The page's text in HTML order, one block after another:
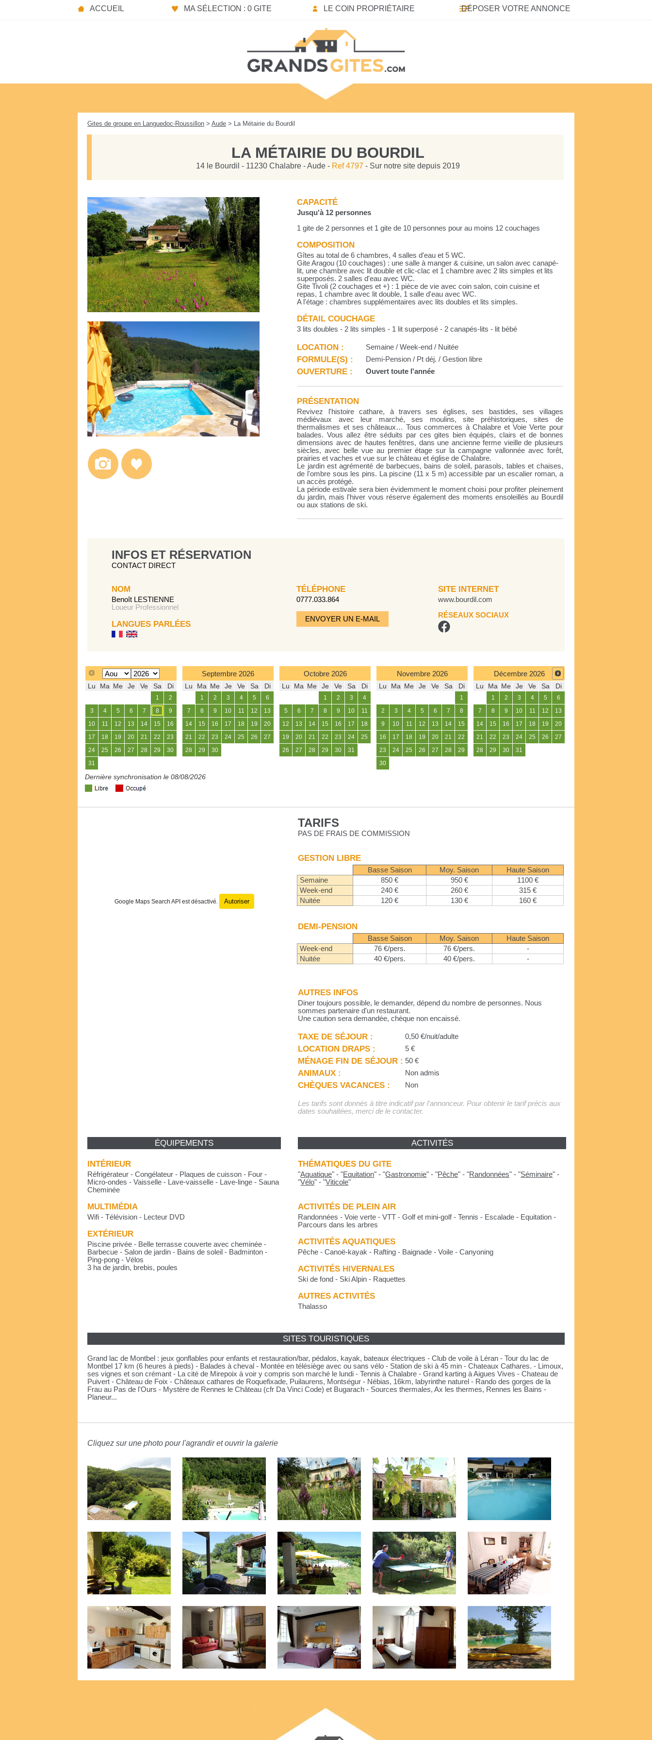
ACCUEIL MA SÉLECTION : 0 GITE LE COIN PROPRIÉTAIRE DÉPOSER VOTRE ANNONCE
Gites de groupe en Languedoc-Roussillon > Aude > La Métairie du Bourdil
LA MÉTAIRIE DU BOURDIL
14 le Bourdil - 11230 Chalabre - Aude - Ref 4797 - Sur notre site depuis 2019
CAPACITÉ
Jusqu'à 12 personnes
1 gite de 2 personnes et 1 gite de 10 personnes pour au moins 12 couchages
COMPOSITION
Gîtes au total de 6 chambres, 4 salles d'eau et 5 WC.
Gite Aragou (10 couchages) : une salle à manger & cuisine, un salon avec canapé-
lit, une chambre avec lit double et clic-clac et 1 chambre avec 2 lits simples et lits
superposés. 2 salles d'eau avec WC.
Gite Tivoli (2 couchages et +) : 1 pièce de vie avec coin salon, coin cuisine et
repas, 1 chambre avec lit double, 1 salle d'eau avec WC.
A l'étage : chambres supplémentaires avec lits doubles et lits simples.
DÉTAIL COUCHAGE
3 lits doubles - 2 lits simples - 1 lit superposé - 2 canapés-lits - lit bébé
LOCATION : Semaine / Week-end / Nuitée
FORMULE(S) : Demi-Pension / Pt déj. / Gestion libre
OUVERTURE : Ouvert toute l'année
PRÉSENTATION
Revivez l'histoire cathare, à travers ses églises, ses bastides, ses villages
médiévaux avec leur marché, ses moulins, site préhistoriques, sites de
thermalismes et ses châteaux… Tous commerces à Chalabre et Voie Verte pour
balades. Vous allez être séduits par ces gites bien équipés, clairs et de bonnes
dimensions avec de hautes fenêtres, dans une ancienne ferme vieille de plusieurs
siècles, avec belle vue au premier étage sur la campagne vallonnée avec forêt,
prairies et vaches et vue sur le château et église de Chalabre.
Le jardin est agrémenté de barbecues, bains de soleil, parasols, tables et chaises,
de l'ombre sous les pins. La piscine (11 x 5 m) accessible par un escalier roman, a
un accès protégé.
La période estivale sera bien évidemment le moment choisi pour profiter pleinement
du jardin, mais l'hiver vous réserve également des moments ensoleillés au Bourdil
ou aux stations de ski.
INFOS ET RÉSERVATION
CONTACT DIRECT
NOM
Benoît LESTIENNE
Loueur Professionnel
LANGUES PARLÉES
TÉLÉPHONE
0777.033.864
ENVOYER UN E-MAIL
SITE INTERNET
www.bourdil.com
RÉSEAUX SOCIAUX
Lu Ma Me Je Ve Sa Di
1 2
3 4 5 6 7 8 9
10 11 12 13 14 15 16
17 18 19 20 21 22 23
24 25 26 27 28 29 30
31
Septembre 2026
Lu Ma Me Je Ve Sa Di
1 2 3 4 5 6
7 8 9 10 11 12 13
14 15 16 17 18 19 20
21 22 23 24 25 26 27
28 29 30
Octobre 2026
Lu Ma Me Je Ve Sa Di
1 2 3 4
5 6 7 8 9 10 11
12 13 14 15 16 17 18
19 20 21 22 23 24 25
26 27 28 29 30 31
Novembre 2026
Lu Ma Me Je Ve Sa Di
1
2 3 4 5 6 7 8
9 10 11 12 13 14 15
16 17 18 19 20 21 22
23 24 25 26 27 28 29
30
Décembre 2026
Lu Ma Me Je Ve Sa Di
1 2 3 4 5 6
7 8 9 10 11 12 13
14 15 16 17 18 19 20
21 22 23 24 25 26 27
28 29 30 31
Dernière synchronisation le 08/08/2026
Google Maps Search API est désactivé. Autoriser
TARIFS
PAS DE FRAIS DE COMMISSION
GESTION LIBRE
Basse Saison Moy. Saison
Haute Saison
Semaine
850 € 950 €
1100 €
Week-end
240 € 260 €
315 €
Nuitée
120 € 130 € 160 €
DEMI-PENSION
Basse Saison Moy. Saison
Haute Saison
Week-end
76 €/pers. 76 €/pers.
-
Nuitée
40 €/pers. 40 €/pers. -
AUTRES INFOS
Diner toujours possible, le demander, dépend du nombre de personnes. Nous
sommes partenaire d'un restaurant.
Une caution sera demandée, chèque non encaissé.
TAXE DE SÉJOUR : 0,50 €/nuit/adulte
LOCATION DRAPS : 5 €
MÉNAGE FIN DE SÉJOUR : 50 €
ANIMAUX : Non admis
CHÈQUES VACANCES : Non
Les tarifs sont donnés à titre indicatif par l'annonceur. Pour obtenir le tarif précis aux
dates souhaitées, merci de le contacter.
ÉQUIPEMENTS
INTÉRIEUR
Réfrigérateur - Congélateur - Plaques de cuisson - Four -
Micro-ondes - Vaisselle - Lave-vaisselle - Lave-linge - Sauna
Cheminée
MULTIMÉDIA
Wifi - Télévision - Lecteur DVD
EXTÉRIEUR
Piscine privée - Belle terrasse couverte avec cheminée -
Barbecue - Salon de jardin - Bains de soleil - Badminton -
Ping-pong - Vélos
3 ha de jardin, brebis, poules
ACTIVITÉS
THÉMATIQUES DU GITE
"Aquatique" -"Equitation" -"Gastronomie" -"Pêche" -"Randonnées" -"Séminaire" -
"Vélo" -"Viticole"
ACTIVITÉS DE PLEIN AIR
Randonnées - Voie verte - VTT - Golf et mini-golf - Tennis - Escalade - Equitation -
Parcours dans les arbres
ACTIVITÉS AQUATIQUES
Pêche - Canoë-kayak - Rafting - Baignade - Voile - Canyoning
ACTIVITÉS HIVERNALES
Ski de fond - Ski Alpin - Raquettes
AUTRES ACTIVITÉS
Thalasso
SITES TOURISTIQUES
Grand lac de Montbel : jeux gonflables pour enfants et restauration/bar, pédalos, kayak, bateaux électriques - Club de voile à Léran - Tour du lac de
Montbel 17 km (6 heures à pieds) - Balades à cheval - Montée en télésiège avec ou sans vélo - Station de ski à 45 min - Chateaux Cathares. - Limoux,
ses vignes et son crémant - La cité de Mirepoix à voir y compris son marché le lundi - Tennis à Chalabre - Grand karting à Aigues Vives - Chateau de
Puivert - Château de Foix - Châteaux cathares de Roquefixade, Puilaurens, Montségur - Nébias, 16km, labyrinthe naturel - Rando des gorges de la
Frau au Pas de l'Ours - Mystère de Rennes le Château (cfr Da Vinci Code) et Bugarach - Sources thermales, Ax les thermes, Rennes les Bains -
Planeur...
Cliquez sur une photo pour l'agrandir et ouvrir la galerie
Panneau de gestion des cookies